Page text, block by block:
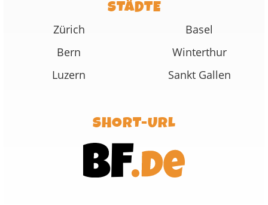
STÄDTE
Zürich
Basel
Bern
Winterthur
Luzern
Sankt Gallen
SHORT-URL